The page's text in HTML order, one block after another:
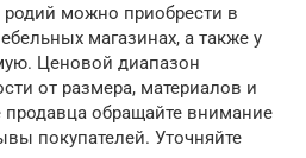
можно приобрести в
магазинах, а также у
Ценовой диапазон
от размера, материалов и
обращайте внимание
покупателей. Уточняйте